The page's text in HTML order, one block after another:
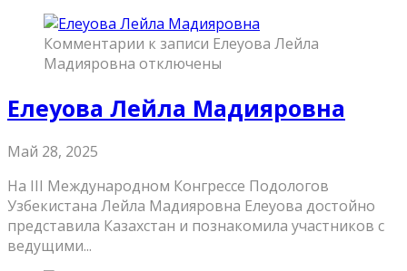
Комментарии к записи Елеуова Лейла
Мадияровна отключены
Елеуова Лейла Мадияровна
Май 28, 2025
На III Международном Конгрессе Подологов
Узбекистана Лейла Мадияровна Елеуова достойно
представила Казахстан и познакомила участников с
ведущими...